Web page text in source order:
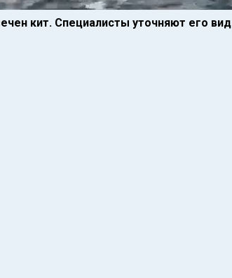
кит. Специалисты уточняют его вид